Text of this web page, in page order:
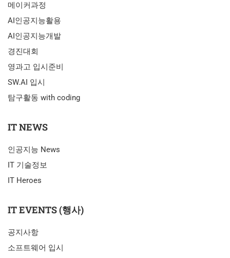
메이커과정
AI인공지능활용
AI인공지능개발
경진대회
영과고 입시준비
SW.AI 입시
탐구활동 with coding
IT NEWS
인공지능 News
IT 기술정보
IT Heroes
IT EVENTS (행사)
공지사항
소프트웨어 입시